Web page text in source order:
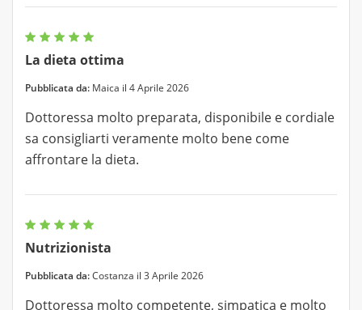
La dieta ottima
Pubblicata da: Maica il 4 Aprile 2026
Dottoressa molto preparata, disponibile e cordiale
sa consigliarti veramente molto bene come
affrontare la dieta.
Nutrizionista
Pubblicata da:Costanza il 3 Aprile 2026
Dottoressa molto competente, simpatica e molto